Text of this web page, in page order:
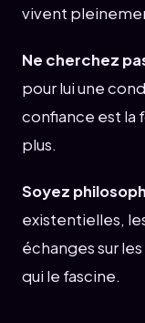
vivent
Ne cherchez
pour lui une
confiance est la
plus.
Soyez
existentielles,
échanges sur
qui le fascine.